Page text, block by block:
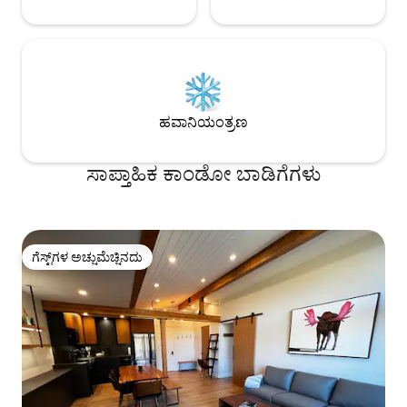
ಹವಾನಿಯಂತ್ರಣ
ಸಾಪ್ತಾಹಿಕ ಕಾಂಡೋ ಬಾಡಿಗೆಗಳು
ಗೆಸ್ಟ್‌ಗಳ ಅಚ್ಚುಮೆಚ್ಚಿನದು
ಗೆಸ್ಟ್‌ಗಳ ಅಚ್ಚುಮೆಚ್ಚಿನದು